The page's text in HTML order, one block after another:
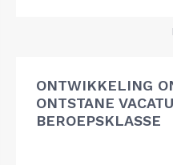
ONTWIKKELING
ONTSTANE
BEROEPSKLASSE